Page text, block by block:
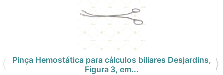
Pinça Hemostática para cálculos biliares Desjardins,
Figura 3, em...